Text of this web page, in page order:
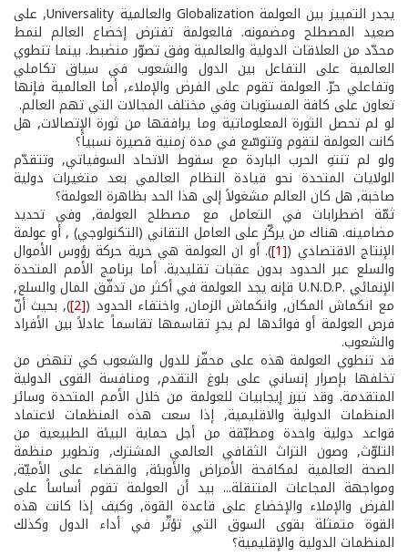
يجدر التمييز بين العولمة Globalization والعالمية Universality, على
صعيد المصطلح ومضمونه. فالعولمة تفترض إخضاع العالم لنمط
محدّد من العلاقات الدولية والعالمية وفق تصوّر منضبط. بينما تنطوي
العالمية على التفاعل بين الدول والشعوب في سياق تكاملي
وتفاعلي حرّ. العولمة تقوم على الفرض والإملاء, أما العالمية فإنها
تعاون على كافة المستويات وفي مختلف المجالات التي تهم العالم.
لو لم تحصل الثورة المعلوماتية وما يرافقها من ثورة الإتصالات, هل
كانت العولمة لتقوم وتتوسّع في مدة زمنية قصيرة نسبياً؟
ولو لم تنتهِ الحرب الباردة مع سقوط الاتحاد السوفياتي, وتتقدّم
الولايات المتحدة نحو قيادة النظام العالمي بعد متغيرات دولية
صاخبة, هل كان العالم مشغولاً إلى هذا الحد بظاهرة العولمة؟
ثمّة اضطرابات في التعامل مع مصطلح العولمة, وفي تحديد
مضامينه. هناك من يركّز على العامل التقاني (التكنولوجي) , أو عولمة
الإنتاج الاقتصادي ([1] ). أو ان العولمة هي حرية حركة رؤوس الأموال
والسلع عبر الحدود بدون عقبات تقليدية. أما برنامج الأمم المتحدة
الإنمائي .U.N.D.P قإنه يجد العولمة في أكثر من تدفّق المال والسلع,
مع انكماش المكان, وانكماش الزمان, واختفاء الحدود ([2] ), بحيث أنّ
فرص العولمة أو فوائدها لم يجرِ تقاسمها تقاسماً عادلاً بين الأفراد
والشعوب.
قد تنطوي العولمة هذه على محفّز للدول والشعوب كي تنهض من
تخلفها بإصرار إنساني على بلوغ التقدم, ومنافسة القوى الدولية
المتقدمة. وقد تبرز إيجابيات للعولمة من خلال الأمم المتحدة وسائر
المنظمات الدولية والاقليمية, إذا سعت هذه المنظمات لاعتماد
قواعد دولية واحدة ومطبّقة من أجل حماية البيئة الطبيعية من
التلوّث, وصون التراث الثقافي العالمي المشترك, وتطوير منظمة
الصحة العالمية لمكافحة الأمراض والأوبئة, والقضاء على الأميّة,
ومواجهة المجاعات المتنقلة... بيد أن العولمة تقوم أساساً على
الفرض والإملاء والإخضاع على قاعدة القوة, وكيف إذا كانت هذه
القوة متمثلة بقوى السوق التي تؤثّر في أداء الدول وكذلك
المنظمات الدولية والإقليمية؟